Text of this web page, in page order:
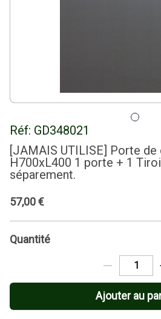
Réf: GD348021
[JAMAIS UTILISE] Porte
H700xL400 1 porte + 1
séparement.
57,00€
Quantité
Ajouter au